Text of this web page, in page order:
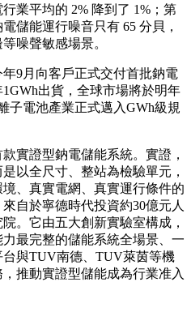
業平均的 2% 降到了 1%；第
儲能運行噪音只有 65 分貝，
噪聲敏感場景。
9月向客戶正式交付首批鈉電
出貨，全球市場將於明年
子電池產業正式邁入GWh級規
實證型鈉電儲能系統。實證，
以全尺寸、整站為檢驗單元，
、真實電網、真實運行條件的
自於寧德時代投資約30億元人
。它由五大創新實驗室構成，
最完整的儲能系統全場景、一
與TUV南德、TUV萊茵等機
推動實證型儲能成為行業准入